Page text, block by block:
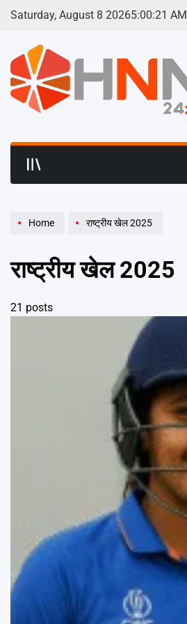
Skip
Saturday, August 8 20265:00:22 AM
Home राष्ट्रीय खेल 2025
राष्ट्रीय खेल 2025
21 posts